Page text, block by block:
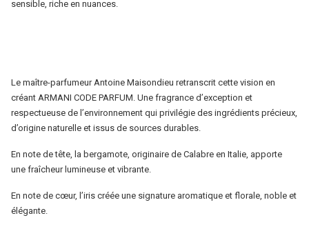
sensible, riche en nuances.
Le maître-parfumeur Antoine Maisondieu retranscrit cette vision en
créant ARMANI CODE PARFUM. Une fragrance d’exception et
respectueuse de l’environnement qui privilégie des ingrédients précieux,
d’origine naturelle et issus de sources durables.
En note de tête, la bergamote, originaire de Calabre en Italie, apporte
une fraîcheur lumineuse et vibrante.
En note de cœur, l’iris créée une signature aromatique et florale, noble et
élégante.